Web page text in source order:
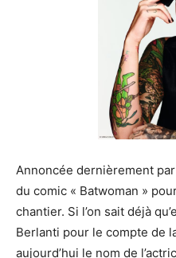
Annoncée dernièrement par
du comic « Batwoman »
chantier. Si l’on sait déjà
Berlanti pour le compte de
aujourd’hui le nom de